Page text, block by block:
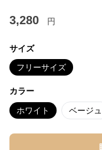
3,280 円
サイズ
フリーサイズ
カラー
ホワイト ベージュ